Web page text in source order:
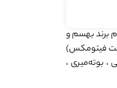
نام برند بهسم و
فست فیتومکس)
، بوته‌میری ،